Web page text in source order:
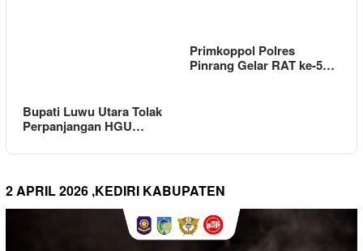
Bupati Luwu Utara Tolak
Perpanjangan HGU…
Primkoppol Polres
Pinrang Gelar RAT ke-5…
2 APRIL 2026 ,KEDIRI KABUPATEN